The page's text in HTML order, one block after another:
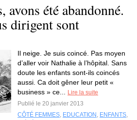
avons été abandonné.
dirigent sont
Il neige. Je suis coincé. Pas moyen
d’aller voir Nathalie à l’hôpital. Sans
doute les enfants sont-ils coincés
aussi. Ca doit gêner leur petit «
business » ce...
Lire la suite
Publié le 20 janvier 2013
CÔTÉ FEMMES, EDUCATION , ENFANTS,